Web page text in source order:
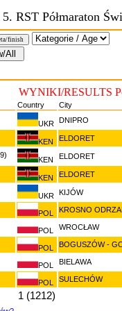
5. RST Półmaraton
finish
WYNIKI/RESULTS
Country
City
UKR DNIPRO
KEN ELDORET
KEN ELDORET
KEN ELDORET
UKR KIJÓW
POL KROSNO
POL WROCŁAW
POL BOGUSZÓW -
POL BIELAWA
POL SULECHÓW
1 (1212)